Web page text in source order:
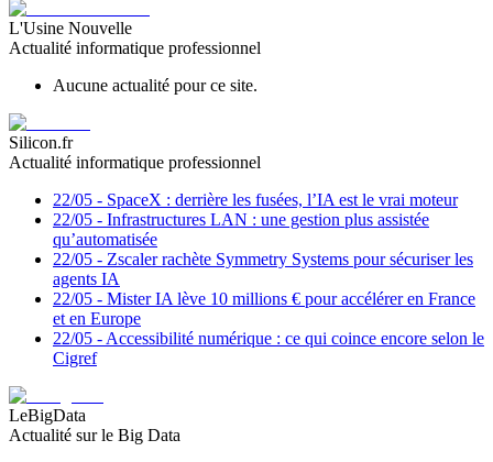
L'Usine Nouvelle
Actualité informatique professionnel
Aucune actualité pour ce site.
Silicon.fr
Actualité informatique professionnel
22/05 - SpaceX : derrière les fusées, l’IA est le vrai moteur
22/05 - Infrastructures LAN : une gestion plus assistée
qu’automatisée
22/05 - Zscaler rachète Symmetry Systems pour sécuriser les
agents IA
22/05 - Mister IA lève 10 millions € pour accélérer en France
et en Europe
22/05 - Accessibilité numérique : ce qui coince encore selon le
Cigref
LeBigData
Actualité sur le Big Data